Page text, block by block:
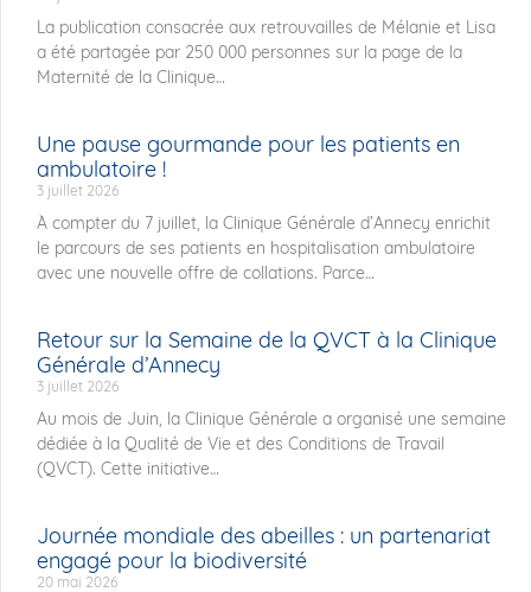
La publication consacrée aux retrouvailles de Mélanie et Lisa
a été partagée par 250 000 personnes sur la page de la
Maternité de la Clinique
Une pause gourmande pour les patients en
ambulatoire !
3 juillet 2026
À compter du 7 juillet, la Clinique Générale d’Annecy enrichit
le parcours de ses patients en hospitalisation ambulatoire
avec une nouvelle offre de collations. Parce
Retour sur la Semaine de la QVCT à la Clinique
Générale d’Annecy
3 juillet 2026
Au mois de Juin, la Clinique Générale a organisé une semaine
dédiée à la Qualité de Vie et des Conditions de Travail
(QVCT). Cette initiative
Journée mondiale des abeilles : un partenariat
engagé pour la biodiversité
20 mai 2026